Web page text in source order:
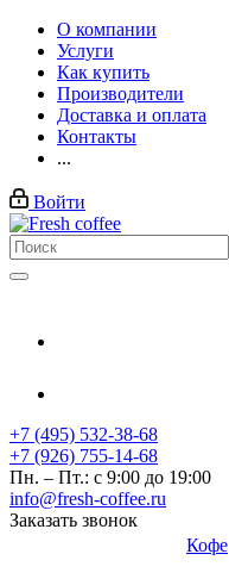
О компании
Услуги
Как купить
Производители
Доставка и оплата
Контакты
...
Войти
+7 (495) 532-38-68
+7 (926) 755-14-68
Пн. – Пт.: с 9:00 до 19:00
info@fresh-coffee.ru
Заказать звонок
Кофе